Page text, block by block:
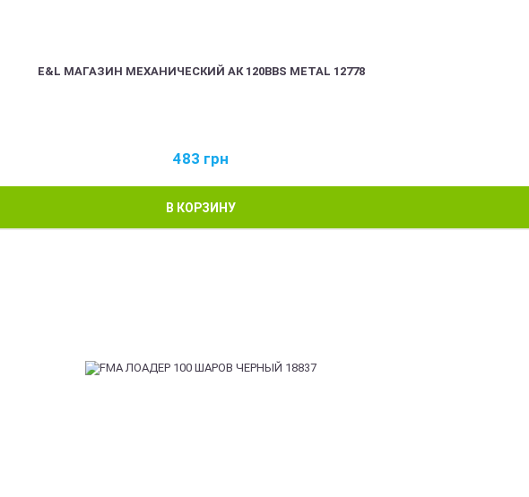
E&L МАГАЗИН МЕХАНИЧЕСКИЙ АК 120BBS METAL 12778
483 грн
В КОРЗИНУ